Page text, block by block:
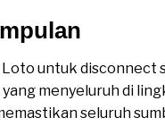
untuk disconnect
menyeluruh di
seluruh